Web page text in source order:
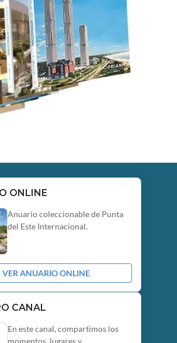
ONLINE
Anuario coleccionable de Punta
del Este Internacional.
VER ANUARIO ONLINE
CANAL
En este canal, compartimos los
momentos, lugares y